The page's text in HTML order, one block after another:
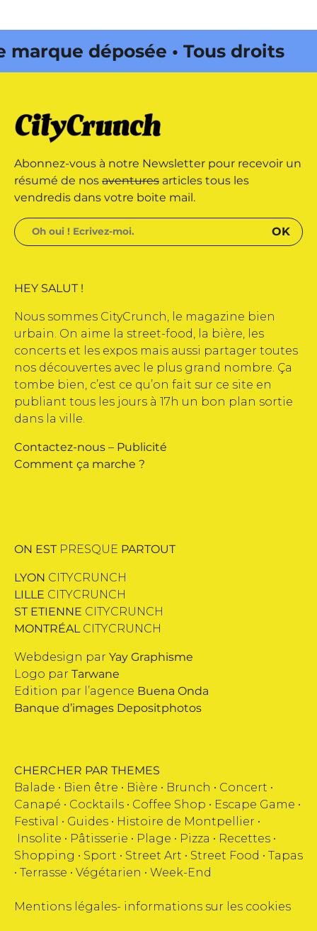
déposée • Tous droits
déposée • Tous droits
par Buena Onda Web •
Abonnez-vous à notre Newsletter pour recevoir un
résumé de nos aventures articles tous les
vendredis dans votre boite mail.
HEY SALUT !
Nous sommes CityCrunch, le magazine bien
urbain. On aime la street-food, la bière, les
concerts et les expos mais aussi partager toutes
nos découvertes avec le plus grand nombre. Ça
tombe bien, c’est ce qu’on fait sur ce site en
publiant tous les jours à 17h un bon plan sortie
dans la ville.
Contactez-nous – Publicité
Comment ça marche ?
ON EST PRESQUE PARTOUT
LYON CITYCRUNCH
LILLE CITYCRUNCH
ST ETIENNE CITYCRUNCH
MONTRÉAL CITYCRUNCH
Webdesign par Yay Graphisme
Logo par Tarwane
Edition par l’agence Buena Onda
Banque d’images Depositphotos
CHERCHER PAR THEMES
Balade • Bien être • Bière • Brunch • Concert •
Canapé • Cocktails • Coffee Shop • Escape Game •
Festival
• Guides • Histoire de Montpellier •
Insolite • Pâtisserie • Plage • Pizza • Recettes •
Shopping • Sport • Street Art • Street Food • Tapas
• Terrasse • Végétarien • Week-End
Mentions légales- informations sur les cookies